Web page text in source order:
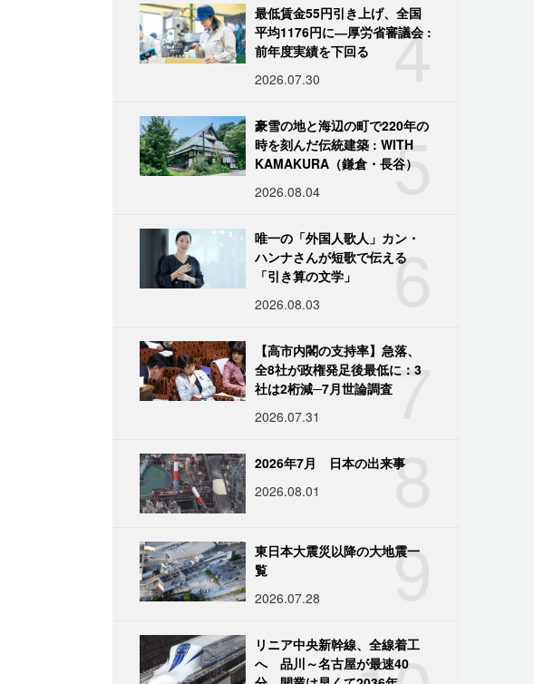
4
最低賃金55円引き上げ、全国
平均1176円に―厚労省審議会 :
前年度実績を下回る
2026.07.30
5
豪雪の地と海辺の町で220年の
時を刻んだ伝統建築 : WITH
KAMAKURA（鎌倉・長谷）
2026.08.04
6
唯一の「外国人歌人」カン・
ハンナさんが短歌で伝える
「引き算の文学」
2026.08.03
7
【高市内閣の支持率】急落、
全8社が政権発足後最低に：3
社は2桁減─7月世論調査
2026.07.31
8
2026年7月 日本の出来事
2026.08.01
9
東日本大震災以降の大地震一
覧
2026.07.28
リニア中央新幹線、全線着工
へ 品川～名古屋が最速40